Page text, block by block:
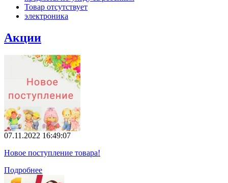
Товар отсутствует
электроника
Акции
07.11.2022 16:49:07
Новое поступление товара!
Подробнее